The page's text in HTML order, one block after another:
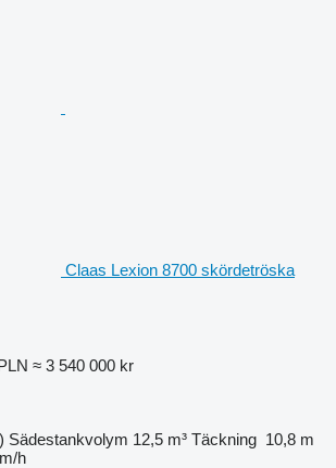
Claas Lexion 8700 skördetröska
≈ 3 540 000 kr
Sädestankvolym 12,5 m³ Täckning 10,8 m
h